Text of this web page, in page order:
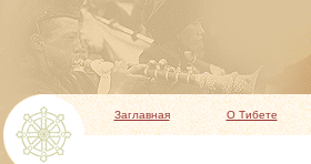
Заглавная О Тибете